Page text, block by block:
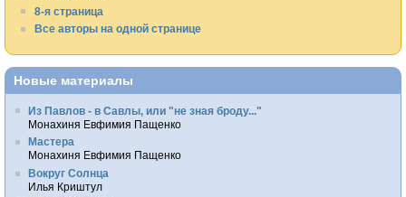
8-я страница
Все авторы на одной странице
Новые материалы
Из Павлов - в Савлы, или "не зная броду..."
Монахиня Евфимия Пащенко
Мастера
Монахиня Евфимия Пащенко
Вокруг Солнца
Илья Криштул